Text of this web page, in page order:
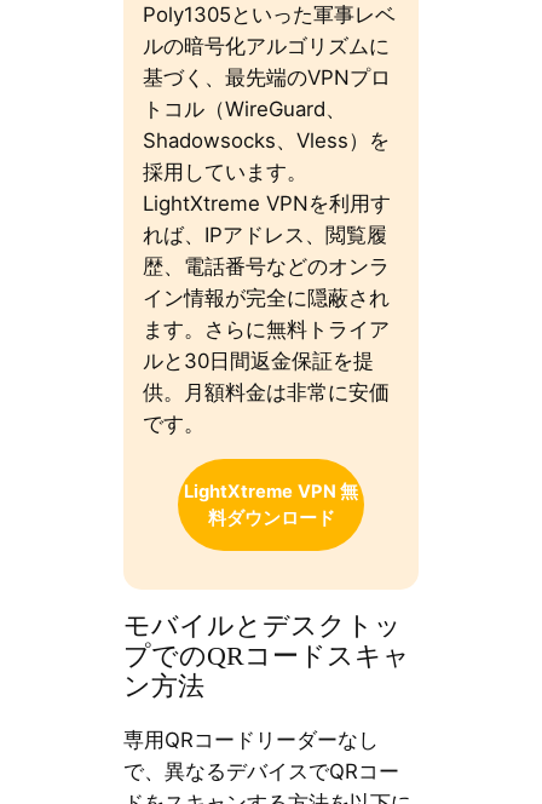
Poly1305といった軍事レベ
ルの暗号化アルゴリズムに
基づく、最先端のVPNプロ
トコル（WireGuard、
Shadowsocks、Vless）を
採用しています。
LightXtreme VPNを利用す
れば、IPアドレス、閲覧履
歴、電話番号などのオンラ
イン情報が完全に隠蔽され
ます。さらに無料トライア
ルと30日間返金保証を提
供。月額料金は非常に安価
です。
LightXtreme VPN 無
料ダウンロード
モバイルとデスクトッ
プでのQRコードスキャ
ン方法
専用QRコードリーダーなし
で、異なるデバイスでQRコー